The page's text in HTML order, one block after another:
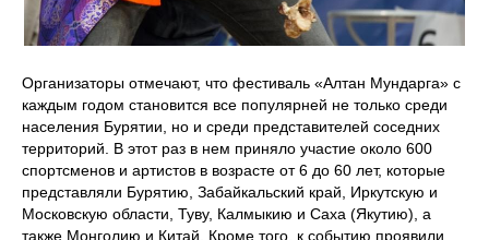
Организаторы отмечают, что фестиваль «Алтан Мундарга» с
каждым годом становится все популярней не только среди
населения Бурятии, но и среди представителей соседних
территорий. В этот раз в нем приняло участие около 600
спортсменов и артистов в возрасте от 6 до 60 лет, которые
представляли Бурятию, Забайкальский край, Иркутскую и
Московскую области, Туву, Калмыкию и Саха (Якутию), а
также Монголию и Китай. Кроме того, к событию проявили